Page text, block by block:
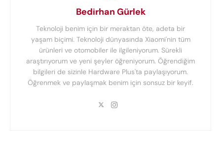
Bedirhan Gürlek
Teknoloji benim için bir meraktan öte, adeta bir
yaşam biçimi. Teknoloji dünyasında Xiaomi'nin tüm
ürünleri ve otomobiler ile ilgileniyorum. Sürekli
araştırıyorum ve yeni şeyler öğreniyorum. Öğrendiğim
bilgileri de sizinle Hardware Plus'ta paylaşıyorum.
Öğrenmek ve paylaşmak benim için sonsuz bir keyif.